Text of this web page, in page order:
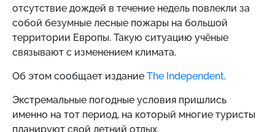
отсутствие дождей в течение недель повлекли за
собой безумные лесные пожары на большой
территории Европы. Такую ситуацию учёные
связывают с изменением климата.
Об этом сообщает издание The Independent.
Экстремальные погодные условия пришлись
именно на тот период, на который многие туристы
планируют свой летний отдых.